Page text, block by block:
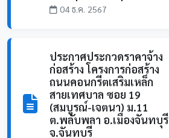
04 ธ.ค. 2567
ประกาศประกวดราคาจ้าง
ก่อสร้าง โครงการก่อสร้าง
ถนนคอนกรีตเสริมเหล็ก
สายเทศบาล ซอย 19
(สมบูรณ์-เจตนา) ม.11
ต.พลับพลา อ.เมืองจันทบุรี
จ.จันทบุรี